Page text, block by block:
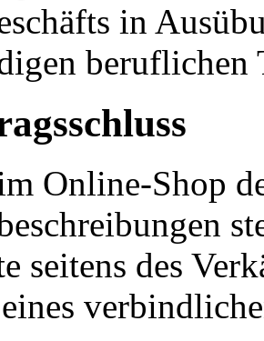
in
Online-Shop
seitens des